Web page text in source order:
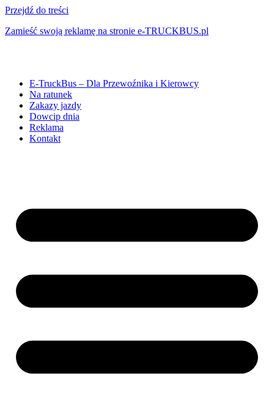
Przejdź do treści
Zamieść swoją reklamę na stronie e-TRUCKBUS.pl
E-TruckBus – Dla Przewoźnika i Kierowcy
Na ratunek
Zakazy jazdy
Dowcip dnia
Reklama
Kontakt